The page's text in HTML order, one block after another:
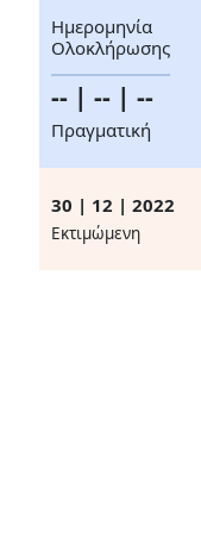
Ημερομηνία
Ολοκλήρωσης
-- | -- | --
Πραγματική
30 | 12 | 2022
Eκτιμώμενη